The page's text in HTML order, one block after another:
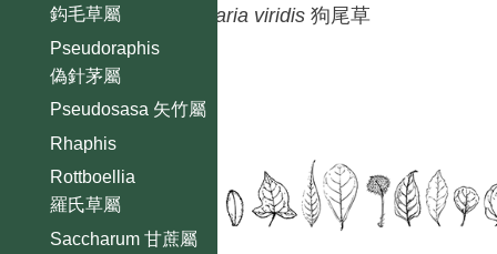
鈎毛草屬
Pseudoraphis
偽針茅屬
Pseudosasa 矢竹屬
Rhaphis
Rottboellia
羅氏草屬
Saccharum 甘蔗屬
Setaria viridis 狗尾草